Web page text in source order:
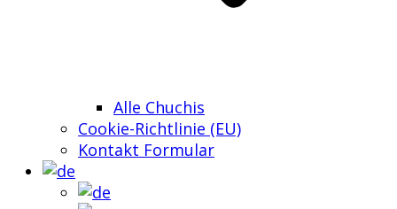
Alle Chuchis
Cookie-Richtlinie (EU)
Kontakt Formular